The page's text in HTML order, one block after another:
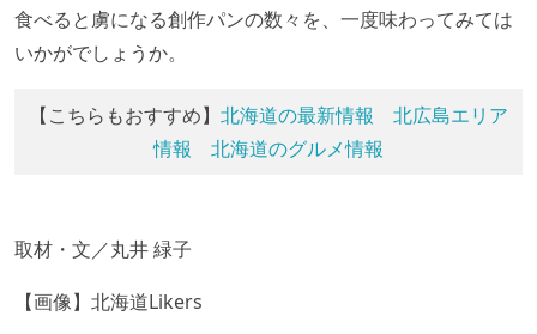
食べると虜になる創作パンの数々を、一度味わってみては
いかがでしょうか。
【こちらもおすすめ】 北海道の最新情報
北広島エリア
情報
北海道のグルメ情報
取材・文／丸井 緑子
【画像】北海道Likers